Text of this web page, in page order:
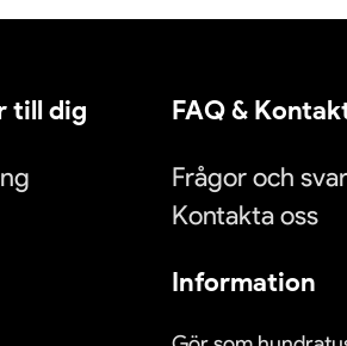
till dig FAQ &
Frågor och svar
Kontakta oss
Information